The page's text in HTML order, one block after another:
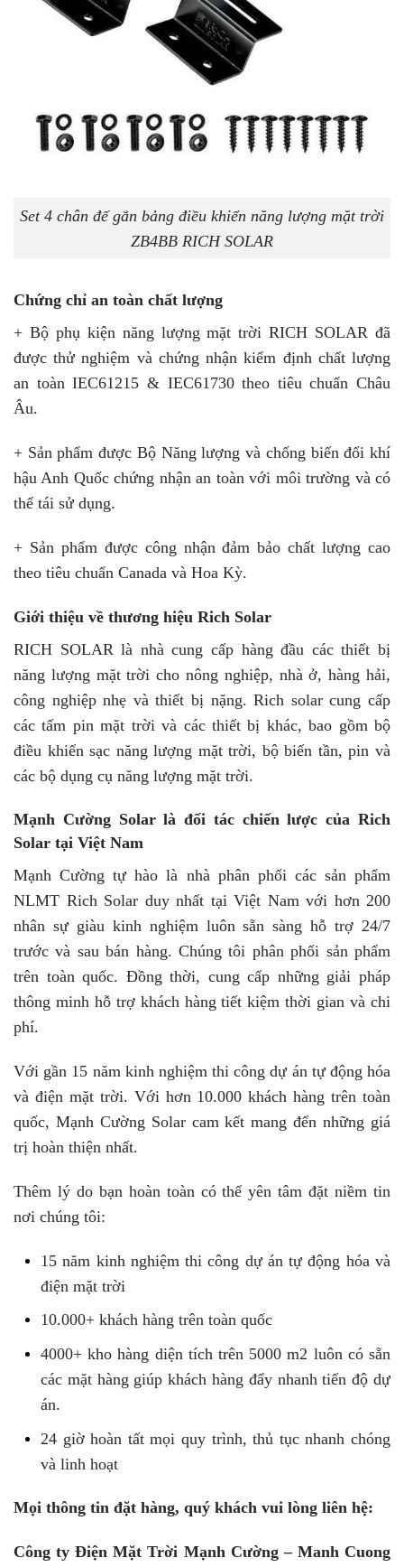
Set 4 chân đế gắn bảng điều khiển năng lượng mặt trời
ZB4BB RICH SOLAR
Chứng chỉ an toàn chất lượng
+ Bộ phụ kiện năng lượng mặt trời RICH SOLAR đã
được thử nghiệm và chứng nhận kiểm định chất lượng
an toàn IEC61215 & IEC61730 theo tiêu chuẩn Châu
Âu.
+ Sản phẩm được Bộ Năng lượng và chống biến đổi khí
hậu Anh Quốc chứng nhận an toàn với môi trường và có
thể tái sử dụng.
+ Sản phẩm được công nhận đảm bảo chất lượng cao
theo tiêu chuẩn Canada và Hoa Kỳ.
Giới thiệu về thương hiệu Rich Solar
RICH SOLAR là nhà cung cấp hàng đầu các thiết bị
năng lượng mặt trời cho nông nghiệp, nhà ở, hàng hải,
công nghiệp nhẹ và thiết bị nặng. Rich solar cung cấp
các tấm pin mặt trời và các thiết bị khác, bao gồm bộ
điều khiển sạc năng lượng mặt trời, bộ biến tần, pin và
các bộ dụng cụ năng lượng mặt trời.
Mạnh Cường Solar là đối tác chiến lược của Rich
Solar tại Việt Nam
Mạnh Cường tự hào là nhà phân phối các sản phẩm
NLMT Rich Solar duy nhất tại Việt Nam với hơn 200
nhân sự giàu kinh nghiệm luôn sẵn sàng hỗ trợ 24/7
trước và sau bán hàng. Chúng tôi phân phối sản phẩm
trên toàn quốc. Đồng thời, cung cấp những giải pháp
thông minh hỗ trợ khách hàng tiết kiệm thời gian và chi
phí.
Với gần 15 năm kinh nghiệm thi công dự án tự động hóa
và điện mặt trời. Với hơn 10.000 khách hàng trên toàn
quốc, Mạnh Cường Solar cam kết mang đến những giá
trị hoàn thiện nhất.
Thêm lý do bạn hoàn toàn có thể yên tâm đặt niềm tin
nơi chúng tôi:
15 năm kinh nghiệm thi công dự án tự động hóa và
điện mặt trời
10.000+ khách hàng trên toàn quốc
4000+ kho hàng diện tích trên 5000 m2 luôn có sẵn
các mặt hàng giúp khách hàng đẩy nhanh tiến độ dự
án.
24 giờ hoàn tất mọi quy trình, thủ tục nhanh chóng
và linh hoạt
Mọi thông tin đặt hàng, quý khách vui lòng liên hệ:
Công ty Điện Mặt Trời Mạnh Cường – Manh Cuong